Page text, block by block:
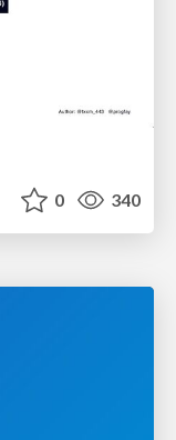
0 340